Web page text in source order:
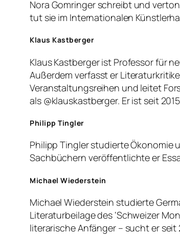
Nora Gomringer schreibt und
tut sie im Internationalen
Klaus Kastberger
Klaus Kastberger ist Professor für
Außerdem verfasst er
Veranstaltungsreihen und leitet
als @klauskastberger. Er ist seit
Philipp Tingler
Philipp Tingler studierte Ökonomie
Sachbüchern veröffentlichte er
Michael Wiederstein
Michael Wiederstein studierte
Literaturbeilage des ‘Schweizer
literarische Anfänger – sucht er